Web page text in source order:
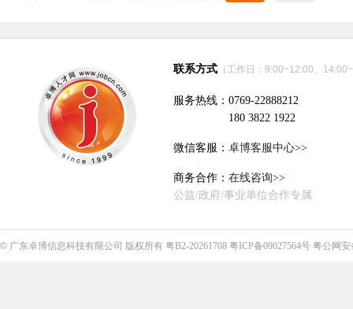
联系方式 （工作日：9:00~12:00、
服务热线：0769-22888212
180 3822 1922
微信客服： 卓博客服中心>>
商务合作： 在线咨询>>
公益/政府/事业单位合作专属
© 广东卓博信息科技有限公司 版权所有 粤B2-20261708 粤ICP备09027564号 粤公网安